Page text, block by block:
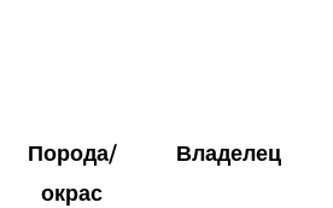
Порода/
окрас
Владелец